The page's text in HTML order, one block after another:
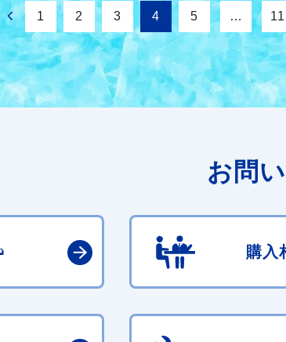
1 2 3 4 5 … 11
お問
購入